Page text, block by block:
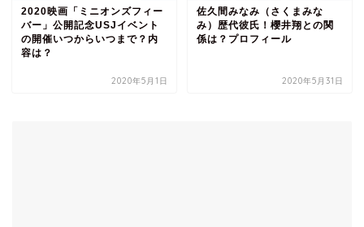
2020映画「ミニオンズフィー
バー」公開記念USJイベント
の開催いつからいつまで？内
容は？
2020年5月1日
佐久間みなみ（さくまみな
み）歴代彼氏！櫻井翔との関
係は？プロフィール
2020年5月31日